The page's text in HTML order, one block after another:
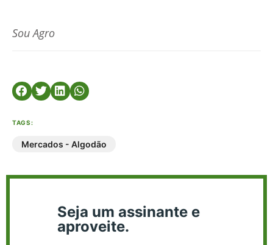
Sou Agro
TAGS:
Mercados - Algodão
Seja um assinante e
aproveite.